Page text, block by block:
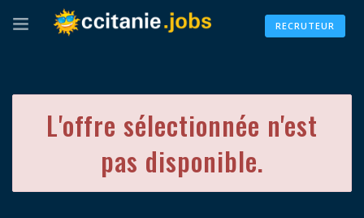
RECRUTEUR
L'offre sélectionnée n'est
pas disponible.